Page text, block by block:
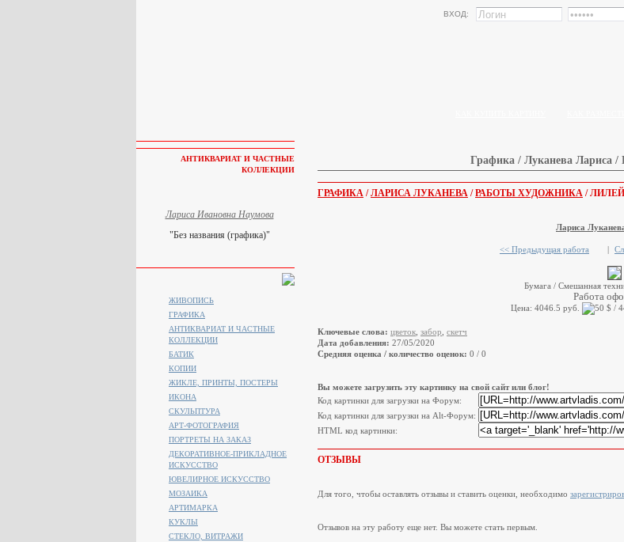
ВХОД:
Графика / Луканева Лариса /
ГРАФИКА /ЛАРИСА ЛУКАНЕВА /РАБОТЫ ХУДОЖНИКА /
Лариса
<< Предыдущая работа |
Бумага / Смешанная
Работа
Цена: 4046.5 руб.
Ключевые слова: цветок забор скетч
Дата добавления: 27/05/2020
Средняя оценка / количество оценок: 0 / 0
Вы можете загрузить эту картинку на свой сайт или блог!
Код картинки для загрузки на Форум:
Код картинки для загрузки на Alt-Форум:
HTML код картинки:
ОТЗЫВЫ
Для того, чтобы оставлять отзывы и ставить оценки, необходимо
Отзывов на эту работу еще нет. Вы можете стать первым.
АНТИКВАРИАТ И ЧАСТНЫЕ
КОЛЛЕКЦИИ
Лариса Ивановна Наумова
"Без названия (графика)"
ЖИВОПИСЬ
ГРАФИКА
АНТИКВАРИАТ И ЧАСТНЫЕ
КОЛЛЕКЦИИ
БАТИК
КОПИИ
ЖИКЛЕ, ПРИНТЫ, ПОСТЕРЫ
ИКОНА
СКУЛЬПТУРА
АРТ-ФОТОГРАФИЯ
ПОРТРЕТЫ НА ЗАКАЗ
ДЕКОРАТИВНОЕ-ПРИКЛАДНОЕ
ИСКУССТВО
ЮВЕЛИРНОЕ ИСКУССТВО
МОЗАИКА
АРТИМАРКА
КУКЛЫ
СТЕКЛО, ВИТРАЖИ